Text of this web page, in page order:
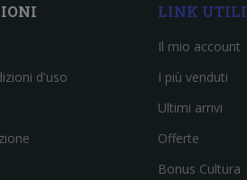
d'uso
LINK UTILI
Il mio account
I più venduti
Ultimi arrivi
Offerte
Bonus Cultura